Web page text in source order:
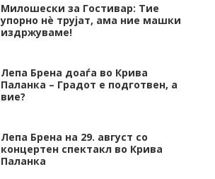
Милошески за Гостивар: Тие
упорно нѐ трујат, ама ние машки
издржуваме!
Лепа Брена доаѓа во Крива
Паланка – Градот е подготвен, а
вие?
Лепа Брена на 29. август со
концертен спектакл во Крива
Паланка